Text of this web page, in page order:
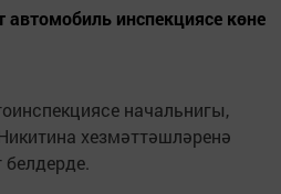
автомобиль инспекциясе көне
начальнигы,
хезмәттәшләренә
белдерде.